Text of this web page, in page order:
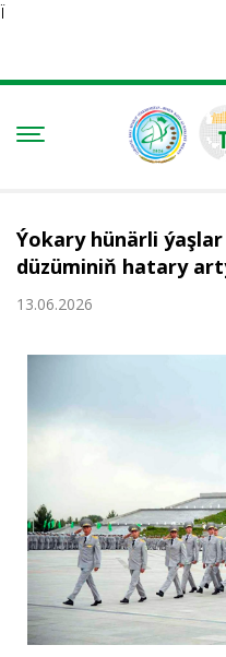
Ï
Ýokary hünärli
düzüminiň hatary
13.06.2026